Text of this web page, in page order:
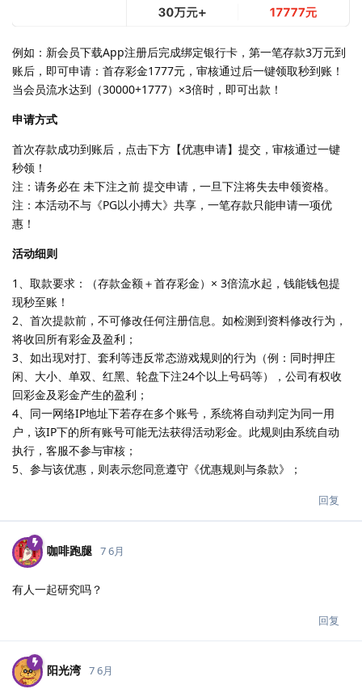
例如：新会员下载App注册后完成绑定银行卡，第一笔存款3万元到
账后，即可申请：首存彩金1777元，审核通过后一键领取秒到账！
当会员流水达到（30000+1777）×3倍时，即可出款！
申请方式
首次存款成功到账后，点击下方【优惠申请】提交，审核通过一键
秒领！
注：请务必在 未下注之前 提交申请，一旦下注将失去申领资格。
注：本活动不与《PG以小搏大》共享，一笔存款只能申请一项优
惠！
活动细则
1、取款要求：（存款金额＋首存彩金）× 3倍流水起，钱能钱包提
现秒至账！
2、首次提款前，不可修改任何注册信息。如检测到资料修改行为，
将收回所有彩金及盈利；
3、如出现对打、套利等违反常态游戏规则的行为（例：同时押庄
闲、大小、单双、红黑、轮盘下注24个以上号码等），公司有权收
回彩金及彩金产生的盈利；
4、同一网络IP地址下若存在多个账号，系统将自动判定为同一用
户，该IP下的所有账号可能无法获得活动彩金。此规则由系统自动
执行，客服不参与审核；
5、参与该优惠，则表示您同意遵守《优惠规则与条款》；
回复
咖啡跑腿 7 6月
有人一起研究吗？
回复
阳光湾 7 6月